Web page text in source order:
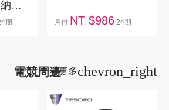
包
期 月付 NT $986 24期
電競周邊看更多chevron_right